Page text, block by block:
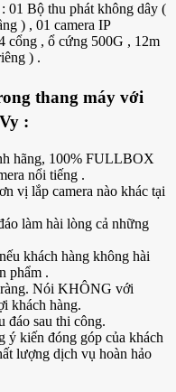
01 Bộ thu phát không dây (
) , 01 camera IP
cổng , ổ cứng 500G , 12m
) .
thang máy với
:
hãng, 100% FULLBOX
nổi tiếng .
vị lắp camera nào khác tại
làm hài lòng cả những
khách hàng không hài
phẩm .
Nói KHÔNG với
khách hàng.
đáo sau thi công.
ý kiến đóng góp của khách
lượng dịch vụ hoàn hảo